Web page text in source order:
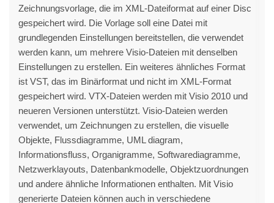
Zeichnungsvorlage, die im XML-Dateiformat auf einer Disc
gespeichert wird. Die Vorlage soll eine Datei mit
grundlegenden Einstellungen bereitstellen, die verwendet
werden kann, um mehrere Visio-Dateien mit denselben
Einstellungen zu erstellen. Ein weiteres ähnliches Format
ist VST, das im Binärformat und nicht im XML-Format
gespeichert wird. VTX-Dateien werden mit Visio 2010 und
neueren Versionen unterstützt. Visio-Dateien werden
verwendet, um Zeichnungen zu erstellen, die visuelle
Objekte, Flussdiagramme, UML diagram,
Informationsfluss, Organigramme, Softwarediagramme,
Netzwerklayouts, Datenbankmodelle, Objektzuordnungen
und andere ähnliche Informationen enthalten. Mit Visio
generierte Dateien können auch in verschiedene